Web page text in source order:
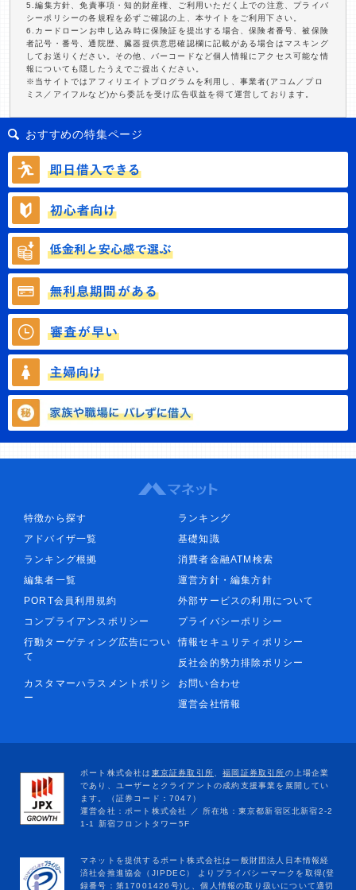
5.編集方針、免責事項・知的財産権、ご利用いただく上での注意、プライバ
シーポリシーの各規程を必ずご確認の上、本サイトをご利用下さい。
6.カードローンお申し込み時に保険証を提出する場合、保険者番号、被保険
者記号・番号、通院歴、臓器提供意思確認欄に記載がある場合はマスキング
してお送りください。その他、バーコードなど個人情報にアクセス可能な情
報についても隠したうえでご提出ください。
※当サイトではアフィリエイトプログラムを利用し、事業者(アコム／プロ
ミス／アイフルなど)から委託を受け広告収益を得て運営しております。
おすすめの特集ページ
特徴から探す
ランキング
アドバイザ一覧
基礎知識
ランキング根拠
消費者金融ATM検索
編集者一覧
運営方針・編集方針
PORT会員利用規約
外部サービスの利用について
コンプライアンスポリシー
プライバシーポリシー
行動ターゲティング広告につい
て
情報セキュリティポリシー
反社会的勢力排除ポリシー
カスタマーハラスメントポリシ
ー
お問い合わせ
運営会社情報